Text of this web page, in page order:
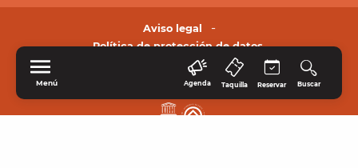
Menú Agenda Taquilla Reservar Buscar
Aviso legal
Política de protección de datos.